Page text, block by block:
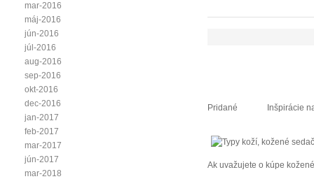
mar-2016
máj-2016
jún-2016
júl-2016
aug-2016
sep-2016
okt-2016
dec-2016
jan-2017
feb-2017
mar-2017
jún-2017
mar-2018
Pridané Inšpirácie
Ak uvažujete o kúpe